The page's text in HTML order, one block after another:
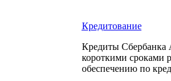
Кредитование
Кредиты Сбербанка
короткими сроками
обеспечению по